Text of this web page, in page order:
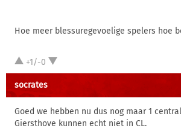
Hoe meer blessuregevoelige spelers hoe
+1/-0
socrates
Goed we hebben nu dus nog maar 1
Giersthove kunnen echt niet in CL.